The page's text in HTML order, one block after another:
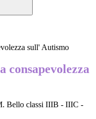
sull' Autismo
consapevolezza
Bello classi IIIB - IIIC -